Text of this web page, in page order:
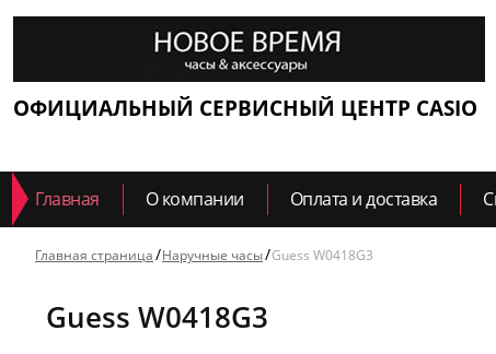
ОФИЦИАЛЬНЫЙ СЕРВИСНЫЙ ЦЕНТР CASIO
Главная О компании Оплата и доставка
Главная страница Наручные часы Guess W0418G3
Guess W0418G3